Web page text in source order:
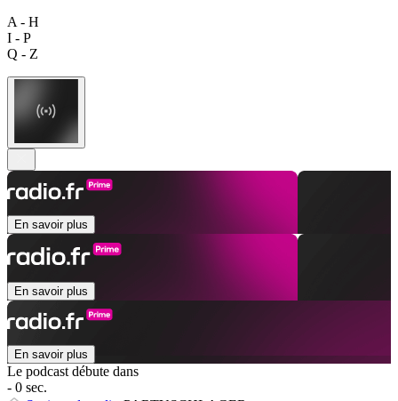
A - H
I - P
Q - Z
En savoir plus
En savoir plus
En savoir plus
Le podcast débute dans
- 0 sec.